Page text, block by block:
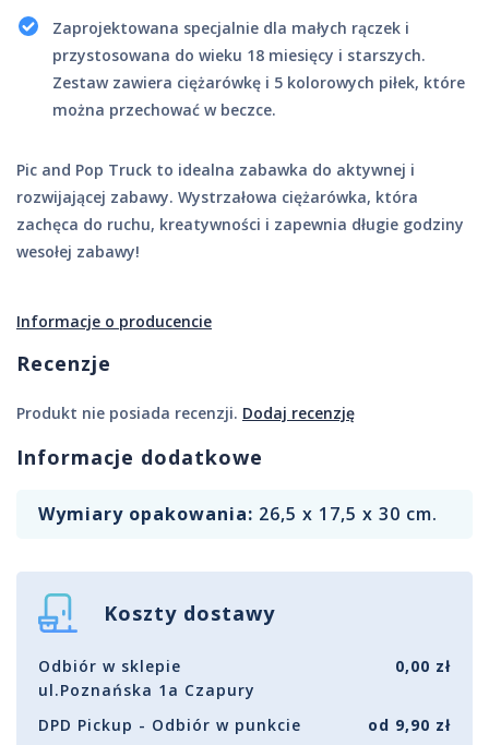
Zaprojektowana specjalnie dla małych rączek i
przystosowana do wieku 18 miesięcy i starszych.
Zestaw zawiera ciężarówkę i 5 kolorowych piłek, które
można przechować w beczce.
Pic and Pop Truck to idealna zabawka do aktywnej i
rozwijającej zabawy. Wystrzałowa ciężarówka, która
zachęca do ruchu, kreatywności i zapewnia długie godziny
wesołej zabawy!
Informacje o producencie
Recenzje
Produkt nie posiada recenzji. Dodaj recenzję
Informacje dodatkowe
Wymiary opakowania: 26,5 x 17,5 x 30 cm.
Koszty dostawy
Odbiór w sklepie
ul.Poznańska 1a Czapury
0,00 zł
DPD Pickup - Odbiór w punkcie
od 9,90 zł